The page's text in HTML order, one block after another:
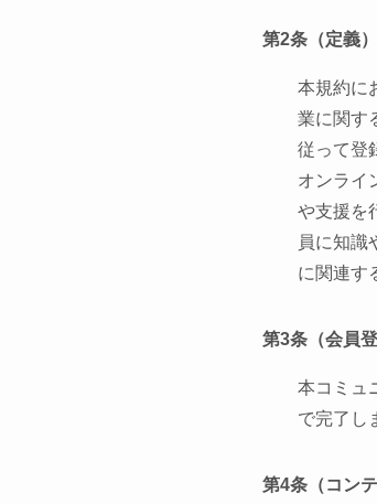
第2条（定義）
本規約に
業に関す
従って登
オンライ
や支援を
員に知識
に関連す
第3条（会員登
本コミュ
で完了し
第4条（コン